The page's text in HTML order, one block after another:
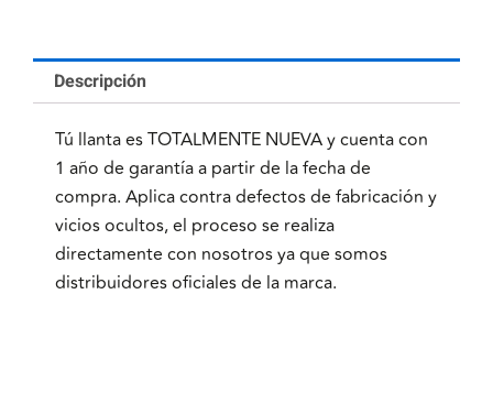
Descripción
Tú llanta es TOTALMENTE NUEVA y cuenta con
1 año de garantía a partir de la fecha de
compra. Aplica contra defectos de fabricación y
vicios ocultos, el proceso se realiza
directamente con nosotros ya que somos
distribuidores oficiales de la marca.